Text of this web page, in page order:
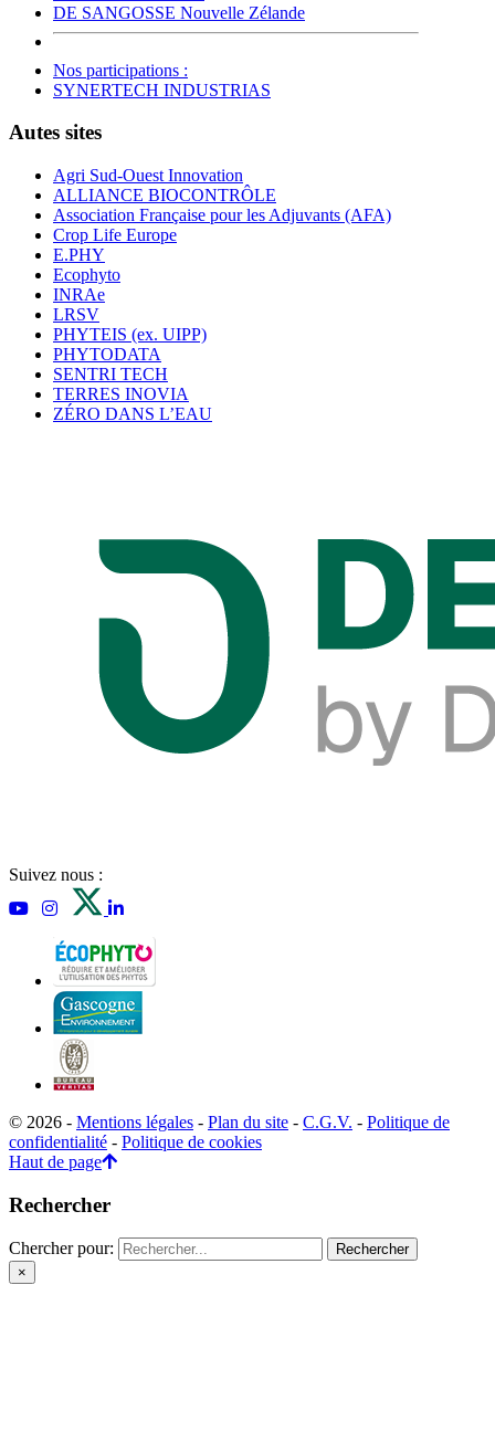
DE SANGOSSE Nouvelle Zélande
Nos participations :
SYNERTECH INDUSTRIAS
Autes sites
Agri Sud-Ouest Innovation
ALLIANCE BIOCONTRÔLE
Association Française pour les Adjuvants (AFA)
Crop Life Europe
E.PHY
Ecophyto
INRAe
LRSV
PHYTEIS (ex. UIPP)
PHYTODATA
SENTRI TECH
TERRES INOVIA
ZÉRO DANS L’EAU
Suivez nous :
© 2026 - Mentions légales - Plan du site - C.G.V. - Politique de
confidentialité - Politique de cookies
Haut de page
Rechercher
Chercher pour:
×